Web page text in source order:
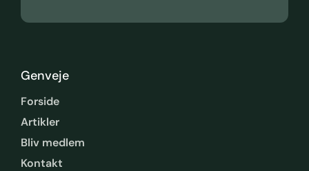
Genveje
Forside
Artikler
Bliv medlem
Kontakt